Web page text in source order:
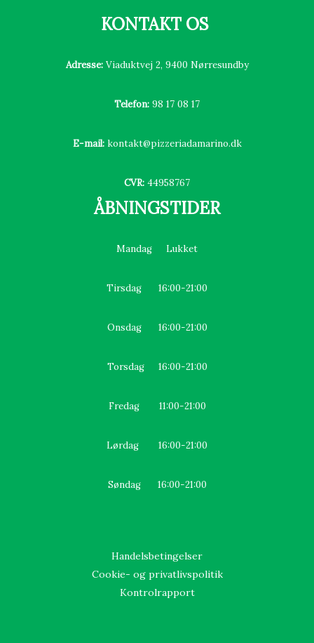
KONTAKT OS
Adresse:Viaduktvej 2, 9400 Nørresundby
Telefon: 98 17 08 17
E-mail: kontakt@pizzeriadamarino.dk
CVR: 44958767
ÅBNINGSTIDER
Mandag Lukket
Tirsdag 16:00-21:00
Onsdag 16:00-21:00
Torsdag 16:00-21:00
Fredag 11:00-21:00
Lørdag 16:00-21:00
Søndag 16:00-21:00
Handelsbetingelser
Cookie- og privatlivspolitik
Kontrolrapport